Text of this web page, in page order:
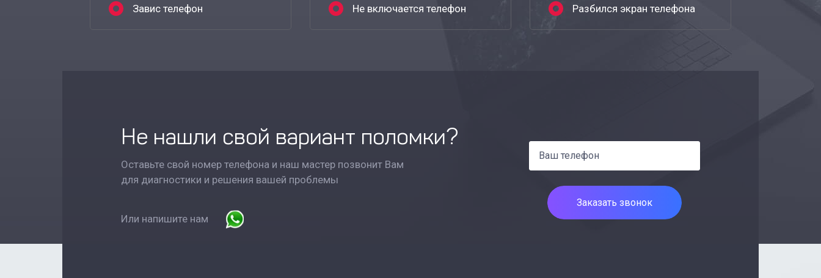
Завис телефон Не включается телефон Разбился экран телефона
Не нашли свой вариант поломки?
Оставьте свой номер телефона и наш мастер позвонит Вам
для диагностики и решения вашей проблемы
Или напишите нам
Заказать звонок